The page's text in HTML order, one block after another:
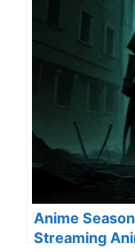
Anime
Streaming